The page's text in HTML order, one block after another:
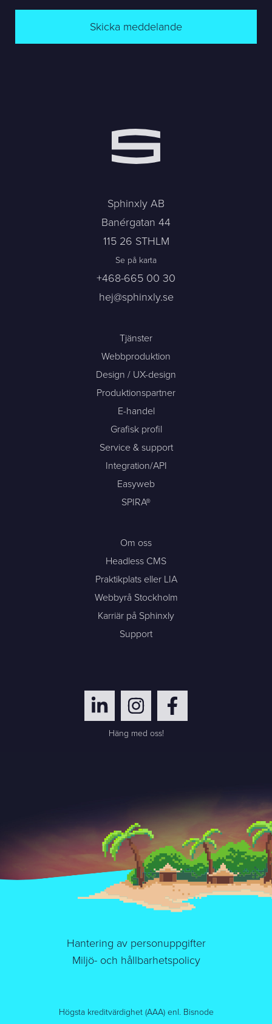
Skicka meddelande
Sphinxly AB
Banérgatan 44
115 26 STHLM
Se på karta
+468-665 00 30
hej@sphinxly.se
Tjänster
Webbproduktion
Design / UX-design
Produktionspartner
E-handel
Grafisk profil
Service & support
Integration/API
Easyweb
SPIRA®
Om oss
Headless CMS
Praktikplats eller LIA
Webbyrå Stockholm
Karriär på Sphinxly
Support
Häng med oss!
Hantering av personuppgifter
Miljö- och hållbarhetspolicy
Högsta kreditvärdighet (AAA) enl. Bisnode